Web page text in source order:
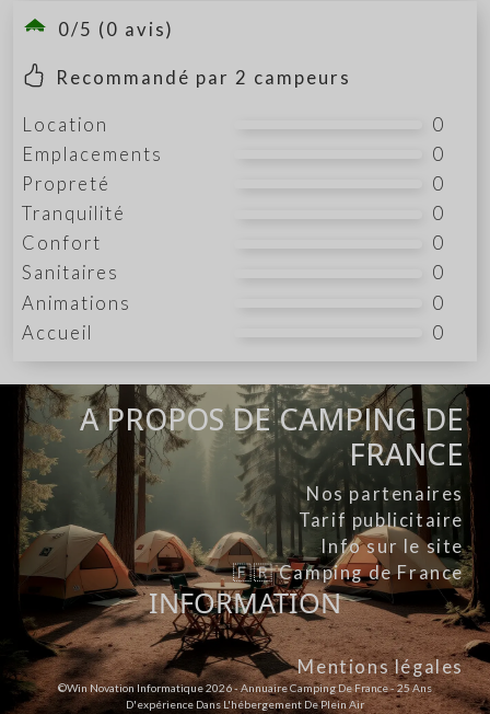
0/5 (0 avis)
Recommandé par 2 campeurs
Location
0
Emplacements
0
Propreté
0
Tranquilité
0
Confort
0
Sanitaires
0
Animations
0
Accueil
0
A PROPOS DE CAMPING DE
FRANCE
Nos partenaires
Tarif publicitaire
Info sur le site
🇫🇷 Camping de France
INFORMATION
Mentions légales
©Win Novation Informatique 2026 - Annuaire Camping De France - 25 Ans
D'expérience Dans L'hébergement De Plein Air